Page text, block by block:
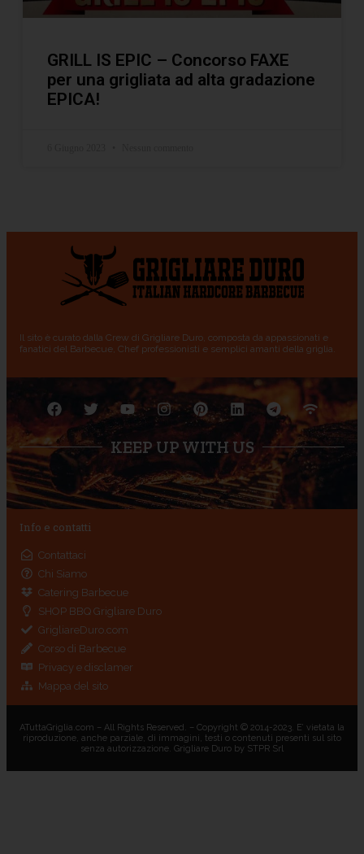
GRILL IS EPIC – Concorso FAXE
per una grigliata ad alta gradazione
EPICA!
Il sito è curato dalla Crew di Grigliare Duro, composta da appassionati e
fanatici del Barbecue, Chef professionisti e semplici amanti della griglia.
KEEP UP WITH US
Info e contatti
Contattaci
Chi Siamo
Catering Barbecue
SHOP BBQ Grigliare Duro
GrigliareDuro.com
Corso di Barbecue
Privacy e disclamer
Mappa del sito
ATuttaGriglia.com – All Rights Reserved. – Copyright © 2014-2023. E’ vietata la
riproduzione, anche parziale, di immagini, testi o contenuti presenti sul sito
senza autorizzazione. Grigliare Duro by STPR Srl